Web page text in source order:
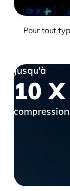
Pour tout
Jusqu'à
10 X